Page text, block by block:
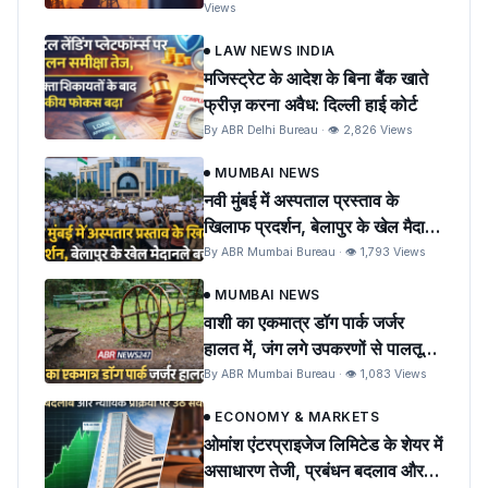
Views
LAW NEWS INDIA
मजिस्ट्रेट के आदेश के बिना बैंक खाते
फ्रीज़ करना अवैध: दिल्ली हाई कोर्ट
By ABR Delhi Bureau · 👁 2,826 Views
MUMBAI NEWS
नवी मुंबई में अस्पताल प्रस्ताव के
खिलाफ प्रदर्शन, बेलापुर के खेल मैदान
को बचाने की मांग
By ABR Mumbai Bureau · 👁 1,793 Views
MUMBAI NEWS
वाशी का एकमात्र डॉग पार्क जर्जर
हालत में, जंग लगे उपकरणों से पालतू
पशुओं को खतरा
By ABR Mumbai Bureau · 👁 1,083 Views
ECONOMY & MARKETS
ओमांश एंटरप्राइजेज लिमिटेड के शेयर में
असाधारण तेजी, प्रबंधन बदलाव और